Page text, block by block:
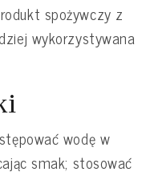
spożywczy z
wykorzystywana
wodę w
smak; stosować